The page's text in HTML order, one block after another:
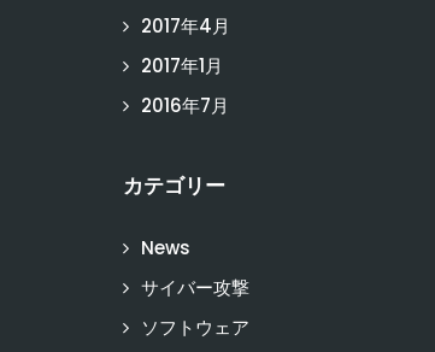
2017年4月
2017年1月
2016年7月
カテゴリー
News
サイバー攻撃
ソフトウェア